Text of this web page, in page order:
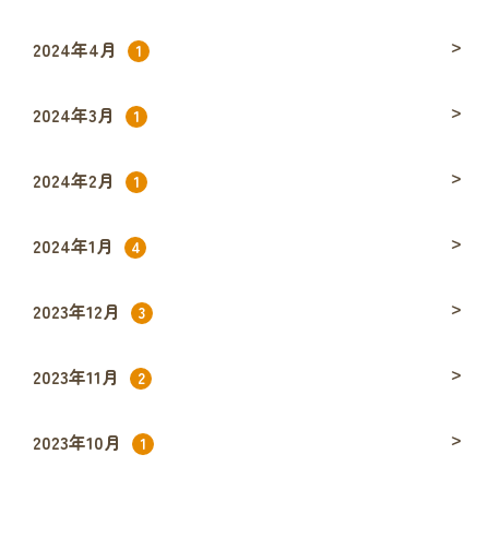
2024年4月 1
2024年3月 1
2024年2月 1
2024年1月 4
2023年12月 3
2023年11月 2
2023年10月 1